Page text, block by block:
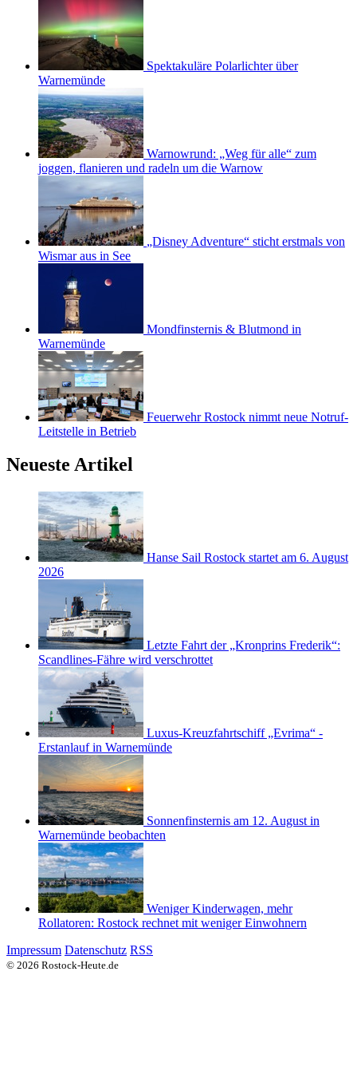
Spektakuläre Polarlichter über
Warnemünde
Warnowrund: „Weg für alle“ zum
joggen, flanieren und radeln um die Warnow
„Disney Adventure“ sticht erstmals von
Wismar aus in See
Mondfinsternis & Blutmond in
Warnemünde
Feuerwehr Rostock nimmt neue Notruf-
Leitstelle in Betrieb
Neueste Artikel
Hanse Sail Rostock startet am 6. August
2026
Letzte Fahrt der „Kronprins Frederik“:
Scandlines-Fähre wird verschrottet
Luxus-Kreuzfahrtschiff „Evrima“ -
Erstanlauf in Warnemünde
Sonnenfinsternis am 12. August in
Warnemünde beobachten
Weniger Kinderwagen, mehr
Rollatoren: Rostock rechnet mit weniger Einwohnern
Impressum Datenschutz RSS
© 2026 Rostock-Heute.de